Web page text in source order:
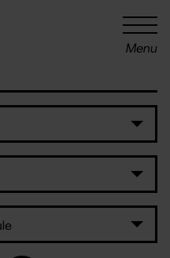
Menu